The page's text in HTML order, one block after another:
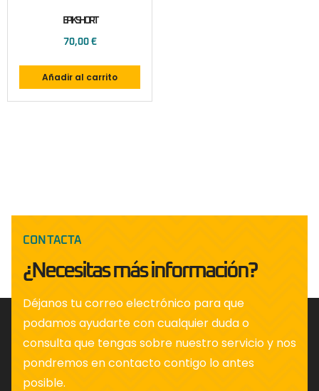
EPIKSHORT
70,00 €
Añadir al carrito
CONTACTA
¿Necesitas más información?
Déjanos tu correo electrónico para que
podamos ayudarte con cualquier duda o
consulta que tengas sobre nuestro servicio y nos
pondremos en contacto contigo lo antes
posible.